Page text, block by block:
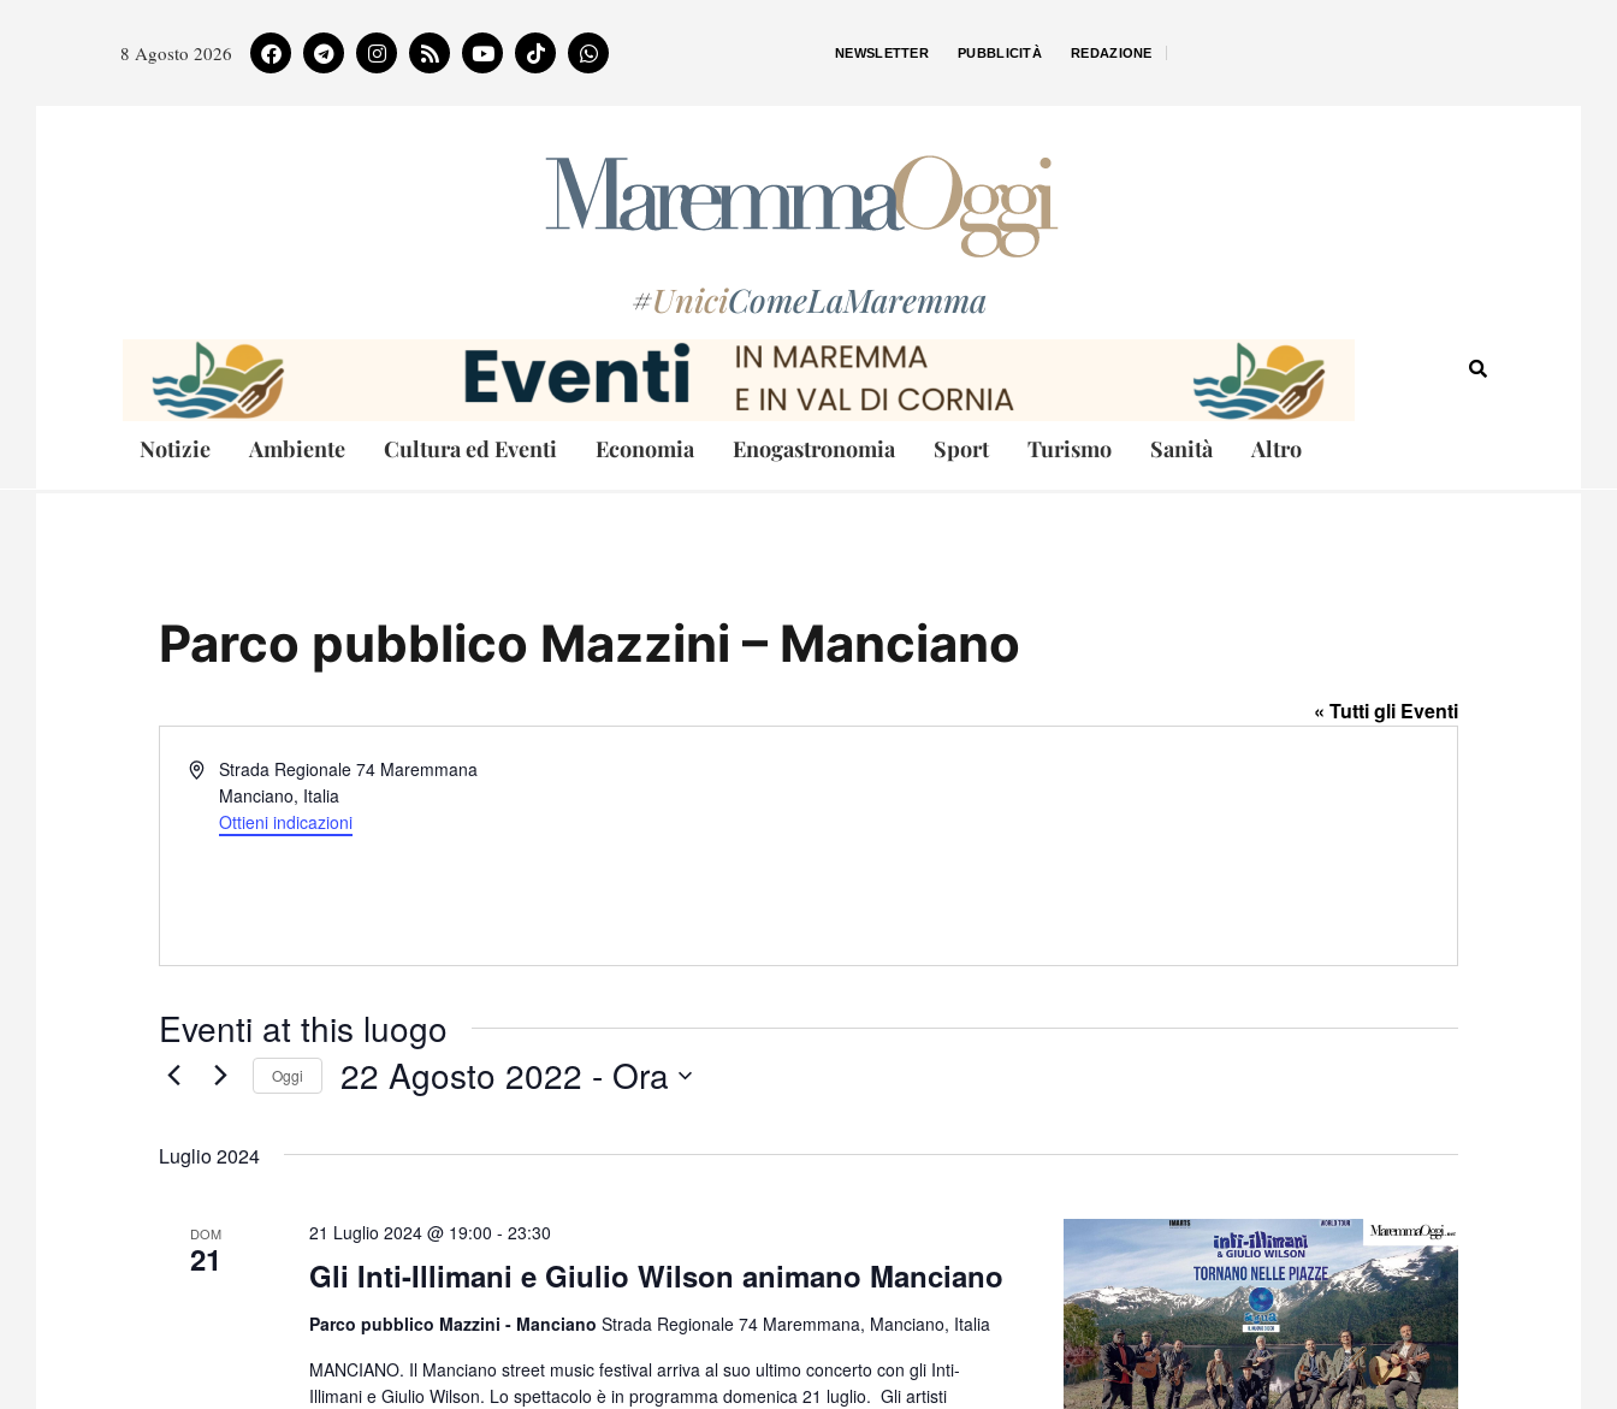
8 Agosto 2026 NEWSLETTER PUBBLICITÀ REDAZIONE
#UniciComeLaMaremma
Notizie Ambiente Cultura ed Eventi Economia Enogastronomia Sport Turismo Sanità Altro
Parco pubblico Mazzini – Manciano
« Tutti gli Eventi
I
Strada Regionale 74 Maremmana
Manciano, Italia
Ottieni indicazioni
Eventi at this luogo
Oggi 22 Agosto 2022 - Ora
z
o
l
a
Luglio 2024
DOM
21 Gli Inti-Illimani e Giulio Wilson animano Manciano
21 Luglio 2024 @ 19:00 -23:30
Parco pubblico Mazzini - MancianoStrada Regionale 74 Maremmana, Manciano, Italia
MANCIANO. Il Manciano street music festival arriva al suo ultimo concerto con gli Inti-
Illimani e Giulio Wilson. Lo spettacolo è in programma domenica 21 luglio. Gli artisti